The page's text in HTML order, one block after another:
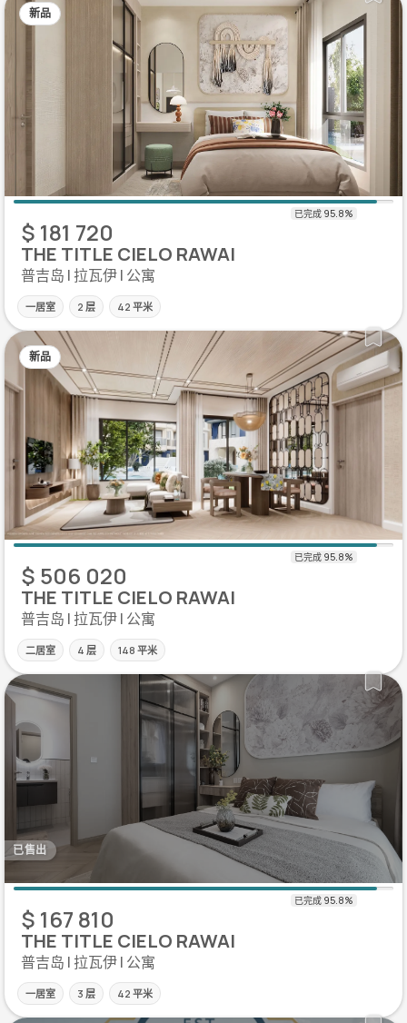
新品
$ 181 720
THE TITLE CIELO RAWAI
普吉岛 | 拉瓦伊 | 公寓
一居室 2 层 42 平米
新品
$ 506 020
THE TITLE CIELO RAWAI
普吉岛 | 拉瓦伊 | 公寓
二居室 4 层 148 平米
已售出
$ 167 810
THE TITLE CIELO RAWAI
普吉岛 | 拉瓦伊 | 公寓
一居室 3 层 42 平米